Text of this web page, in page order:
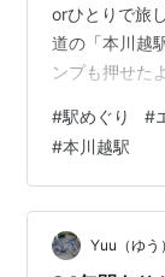
orひとりで旅
道の「本川越
ンプも押せた
近辺の観光は
ブリッシング
城) [分冊百科]
リ 3 函館 川
用達 room…
#駅めぐり #
#本川越駅
Yuu（ゆう